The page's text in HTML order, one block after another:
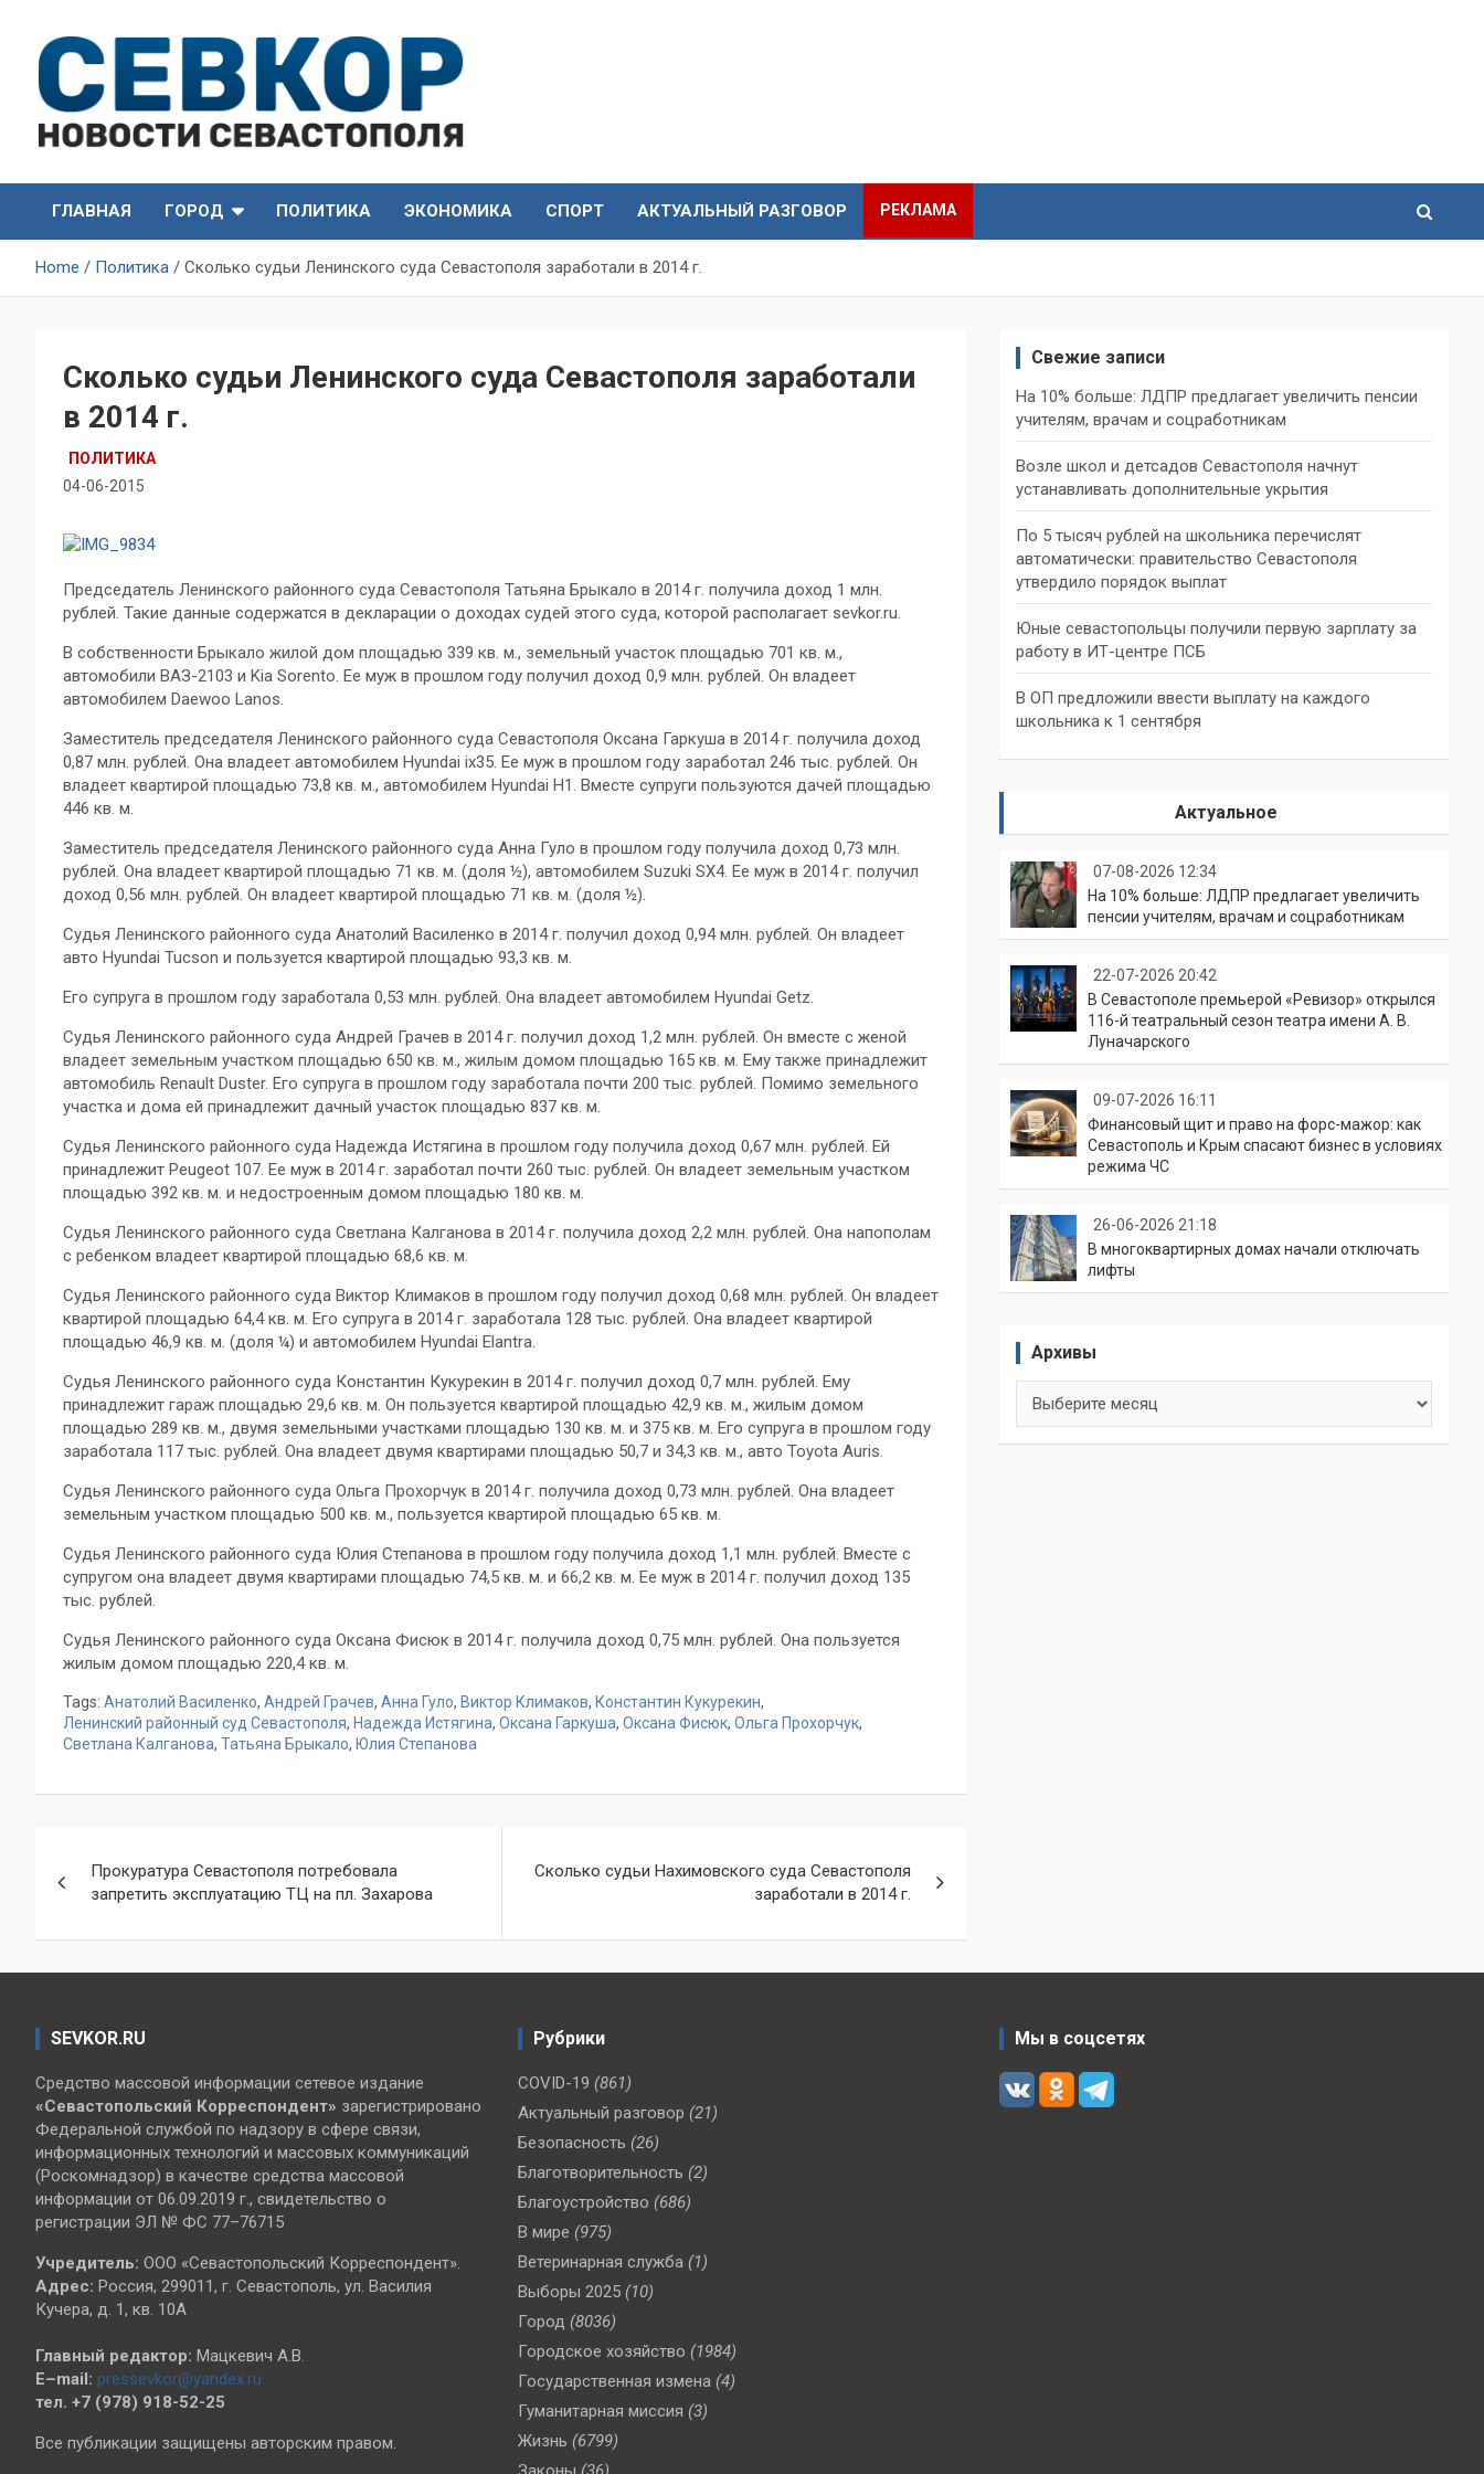
content
СевКор — Новости
Севастополя
Севастополя
ГЛАВНАЯ
ГОРОД ПОЛИТИКА ЭКОНОМИКА СПОРТ АКТУАЛЬНЫЙ РАЗГОВОР РЕКЛАМА
Home Политика Сколько судьи Ленинского суда Севастополя заработали в 2014 г.
Сколько судьи Ленинского суда Севастополя заработали
в 2014 г.
ПОЛИТИКА
04-06-2015
Председатель Ленинского районного суда Севастополя Татьяна Брыкало в 2014 г. получила доход 1 млн.
рублей. Такие данные содержатся в декларации о доходах судей этого суда, которой располагает sevkor.ru.
В собственности Брыкало жилой дом площадью 339 кв. м., земельный участок площадью 701 кв. м.,
автомобили ВАЗ-2103 и Kia Sorento. Ее муж в прошлом году получил доход 0,9 млн. рублей. Он владеет
автомобилем Daewoo Lanos.
Заместитель председателя Ленинского районного суда Севастополя Оксана Гаркуша в 2014 г. получила доход
0,87 млн. рублей. Она владеет автомобилем Hyundai ix35. Ее муж в прошлом году заработал 246 тыс. рублей. Он
владеет квартирой площадью 73,8 кв. м., автомобилем Hyundai H1. Вместе супруги пользуются дачей площадью
446 кв. м.
Заместитель председателя Ленинского районного суда Анна Гуло в прошлом году получила доход 0,73 млн.
рублей. Она владеет квартирой площадью 71 кв. м. (доля ½), автомобилем Suzuki SX4. Ее муж в 2014 г. получил
доход 0,56 млн. рублей. Он владеет квартирой площадью 71 кв. м. (доля ½).
Судья Ленинского районного суда Анатолий Василенко в 2014 г. получил доход 0,94 млн. рублей. Он владеет
авто Hyundai Tucson и пользуется квартирой площадью 93,3 кв. м.
Его супруга в прошлом году заработала 0,53 млн. рублей. Она владеет автомобилем Hyundai Getz.
Судья Ленинского районного суда Андрей Грачев в 2014 г. получил доход 1,2 млн. рублей. Он вместе с женой
владеет земельным участком площадью 650 кв. м., жилым домом площадью 165 кв. м. Ему также принадлежит
автомобиль Renault Duster. Его супруга в прошлом году заработала почти 200 тыс. рублей. Помимо земельного
участка и дома ей принадлежит дачный участок площадью 837 кв. м.
Судья Ленинского районного суда Надежда Истягина в прошлом году получила доход 0,67 млн. рублей. Ей
принадлежит Peugeot 107. Ее муж в 2014 г. заработал почти 260 тыс. рублей. Он владеет земельным участком
площадью 392 кв. м. и недостроенным домом площадью 180 кв. м.
Судья Ленинского районного суда Светлана Калганова в 2014 г. получила доход 2,2 млн. рублей. Она напополам
с ребенком владеет квартирой площадью 68,6 кв. м.
Судья Ленинского районного суда Виктор Климаков в прошлом году получил доход 0,68 млн. рублей. Он владеет
квартирой площадью 64,4 кв. м. Его супруга в 2014 г. заработала 128 тыс. рублей. Она владеет квартирой
площадью 46,9 кв. м. (доля ¼) и автомобилем Hyundai Elantra.
Судья Ленинского районного суда Константин Кукурекин в 2014 г. получил доход 0,7 млн. рублей. Ему
принадлежит гараж площадью 29,6 кв. м. Он пользуется квартирой площадью 42,9 кв. м., жилым домом
площадью 289 кв. м., двумя земельными участками площадью 130 кв. м. и 375 кв. м. Его супруга в прошлом году
заработала 117 тыс. рублей. Она владеет двумя квартирами площадью 50,7 и 34,3 кв. м., авто Toyota Auris.
Судья Ленинского районного суда Ольга Прохорчук в 2014 г. получила доход 0,73 млн. рублей. Она владеет
земельным участком площадью 500 кв. м., пользуется квартирой площадью 65 кв. м.
Судья Ленинского районного суда Юлия Степанова в прошлом году получила доход 1,1 млн. рублей. Вместе с
супругом она владеет двумя квартирами площадью 74,5 кв. м. и 66,2 кв. м. Ее муж в 2014 г. получил доход 135
тыс. рублей.
Судья Ленинского районного суда Оксана Фисюк в 2014 г. получила доход 0,75 млн. рублей. Она пользуется
жилым домом площадью 220,4 кв. м.
Tags: Анатолий Василенко, Андрей Грачев, Анна Гуло, Виктор Климаков, Константин Кукурекин,
Ленинский районный суд Севастополя, Надежда Истягина, Оксана Гаркуша, Оксана Фисюк, Ольга Прохорчук,
Светлана Калганова, Татьяна Брыкало, Юлия Степанова
по
записям
Прокуратура Севастополя потребовала
запретить эксплуатацию ТЦ на пл. Захарова
Сколько судьи Нахимовского суда Севастополя
заработали в 2014 г.
Свежие записи
На 10% больше: ЛДПР предлагает увеличить пенсии
учителям, врачам и соцработникам
Возле школ и детсадов Севастополя начнут
устанавливать дополнительные укрытия
По 5 тысяч рублей на школьника перечислят
автоматически: правительство Севастополя
утвердило порядок выплат
Юные севастопольцы получили первую зарплату за
работу в ИТ-центре ПСБ
В ОП предложили ввести выплату на каждого
школьника к 1 сентября
Актуальное
07-08-2026 12:34
На 10% больше: ЛДПР предлагает увеличить
пенсии учителям, врачам и соцработникам
22-07-2026 20:42
В Севастополе премьерой «Ревизор» открылся
116-й театральный сезон театра имени А. В.
Луначарского
09-07-2026 16:11
Финансовый щит и право на форс-мажор: как
Севастополь и Крым спасают бизнес в условиях
режима ЧС
26-06-2026 21:18
В многоквартирных домах начали отключать
лифты
Архивы
SEVKOR.RU
Средство массовой информации сетевое издание
«Севастопольский Корреспондент» зарегистрировано
Федеральной службой по надзору в сфере связи,
информационных технологий и массовых коммуникаций
(Роскомнадзор) в качестве средства массовой
информации от 06.09.2019 г., свидетельство о
регистрации ЭЛ № ФС 77–76715
Учредитель: ООО «Севастопольский Корреспондент».
Адрес: Россия, 299011, г. Севастополь, ул. Василия
Кучера, д. 1, кв. 10А
Главный редактор: Мацкевич А.В.
E–mail: pressevkor@yandex.ru
тел. +7 (978) 918-52-25
Все публикации защищены авторским правом.
Рубрики
COVID-19 (861)
Актуальный разговор (21)
Безопасность (26)
Благотворительность (2)
Благоустройство (686)
В мире (975)
Ветеринарная служба (1)
Выборы 2025 (10)
Город (8036)
Городское хозяйство (1984)
Государственная измена (4)
Гуманитарная миссия (3)
Жизнь (6799)
Мы в соцсетях